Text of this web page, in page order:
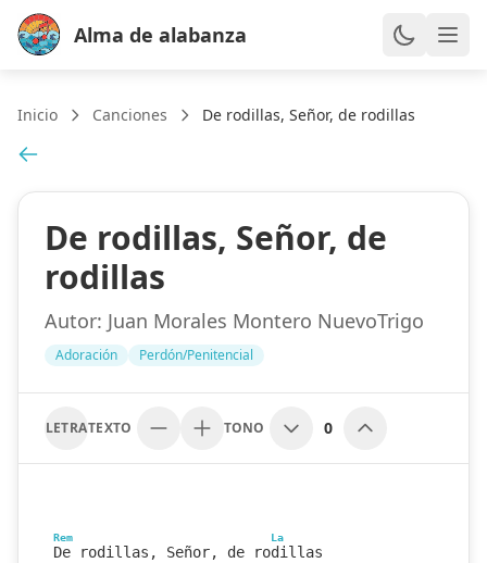
Alma de alabanza
Inicio Canciones De rodillas, Señor, de rodillas
De rodillas, Señor, de
rodillas
Autor: Juan Morales Montero NuevoTrigo
Adoración Perdón/Penitencial
LETRATEXTO TONO 0
Rem La
De rodillas, Señor, de rodillas